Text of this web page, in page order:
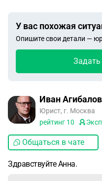
У вас похожая
Опишите свои детали —
Задать
Иван Агибалов
Юрист, г. Москва
рейтинг 10
Общаться в чате
Здравствуйте Анна.